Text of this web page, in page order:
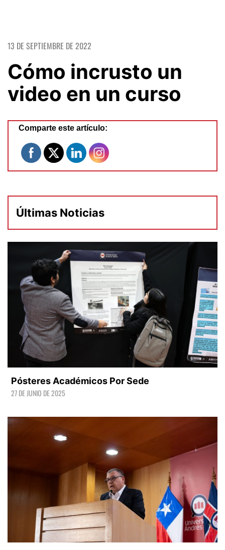
13 DE SEPTIEMBRE DE 2022
Cómo incrusto un
video en un curso
Comparte este artículo:
Últimas Noticias
Pósteres Académicos Por Sede
27 DE JUNIO DE 2025